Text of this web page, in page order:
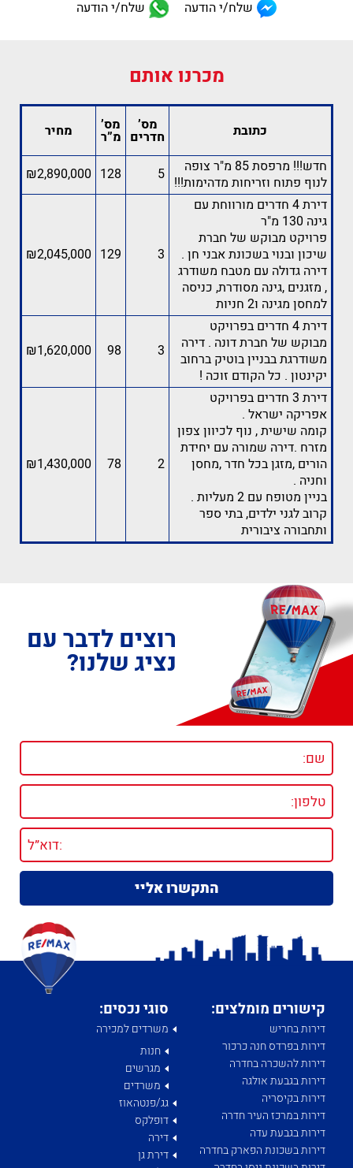
שלח/י הודעה
שלח/י הודעה
מכרנו אותם
כתובת מס’
חדרים
מס’
מ”ר
מחיר
חדש!!! מרפסת 85 מ"ר צופה
לנוף פתוח וזריחות מדהימות!!! 5
128
₪2,890,000
דירת 4 חדרים מורווחת עם
גינה 130 מ"ר
פרויקט מבוקש של חברת
שיכון ובנוי בשכונת אבני חן .
דירה גדולה עם מטבח משודרג
, מזגנים ,גינה מסודרת, כניסה
למחסן מגינה ו2 חניות
3
129
₪2,045,000
דירת 4 חדרים בפרויקט
מבוקש של חברת דונה . דירה
משודרגת בבניין בוטיק ברחוב
יקינטון . כל הקודם זוכה !
3
98
₪1,620,000
דירת 3 חדרים בפרויקט
אפריקה ישראל .
קומה שישית , נוף לכיוון צפון
מזרח .דירה שמורה עם יחידת
הורים ,מזגן בכל חדר ,מחסן
וחניה .
בניין מטופח עם 2 מעליות .
קרוב לגני ילדים, בתי ספר
ותחבורה ציבורית
2
78
₪1,430,000
רוצים לדבר עם
נציג שלנו?
קישורים מומלצים:
דירות בחריש
דירות בפרדס חנה כרכור
דירות להשכרה בחדרה
דירות בגבעת אולגה
דירות בקיסריה
דירות במרכז העיר חדרה
דירות בגבעת עדה
דירות בשכונת הפארק בחדרה
סוגי נכסים:
משרדים למכירה
חנות
מגרשים
משרדים
גג/פנטהאוז
דופלקס
דירה
דירת גן